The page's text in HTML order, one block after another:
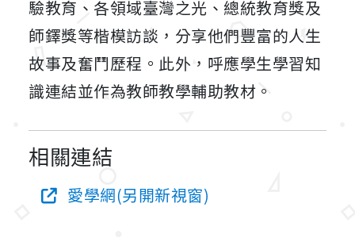
驗教育、各領域臺灣之光、總統教育獎及
師鐸獎等楷模訪談，分享他們豐富的人生
故事及奮鬥歷程。此外，呼應學生學習知
識連結並作為教師教學輔助教材。
相關連結
愛學網(另開新視窗)